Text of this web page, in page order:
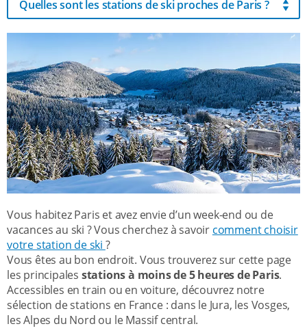
Quelles sont les stations de ski proches de Paris ?
Vous habitez Paris et avez envie d’un week-end ou de
vacances au ski ? Vous cherchez à savoir comment choisir
votre station de ski ?
Vous êtes au bon endroit. Vous trouverez sur cette page
les principales stations à moins de 5 heures de Paris.
Accessibles en train ou en voiture, découvrez notre
sélection de stations en France : dans le Jura, les Vosges,
les Alpes du Nord ou le Massif central.